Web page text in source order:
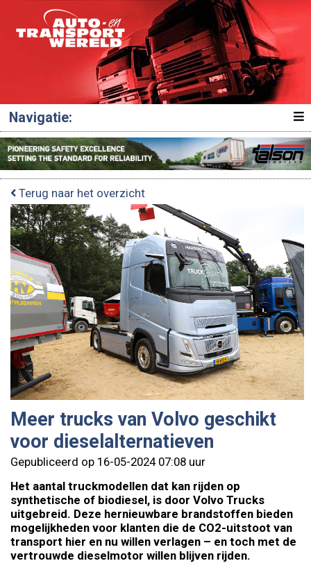
Navigatie:
Terug naar het overzicht
Meer trucks van Volvo geschikt
voor dieselalternatieven
Gepubliceerd op 16-05-2024 07:08 uur
Het aantal truckmodellen dat kan rijden op
synthetische of biodiesel, is door Volvo Trucks
uitgebreid. Deze hernieuwbare brandstoffen bieden
mogelijkheden voor klanten die de CO2-uitstoot van
transport hier en nu willen verlagen – en toch met de
vertrouwde dieselmotor willen blijven rijden.